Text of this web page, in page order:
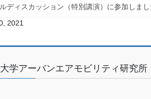
ディスカッション（特別講演）に参加しま
2021
学アーバンエアモビリティ研究所